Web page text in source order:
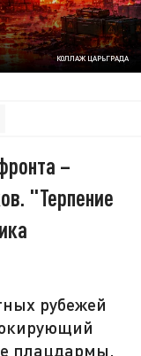
КОЛЛАЖ ЦАРЬГРАДА
–
"Терпение
рубежей
плацдармы,